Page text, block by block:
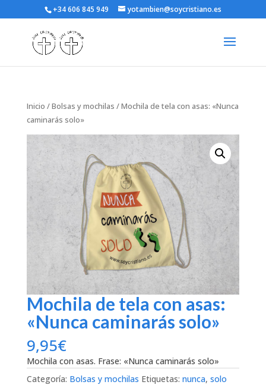
+34 606 845 949 yotambien@soycristiano.es
Inicio /Bolsas y mochilas / Mochila de tela con asas: «Nunca
caminarás solo»
Mochila de tela con asas:
«Nunca caminarás solo»
9,95€
Mochila con asas. Frase: «Nunca caminarás solo»
Categoría: Bolsas y mochilas Etiquetas: nunca, solo